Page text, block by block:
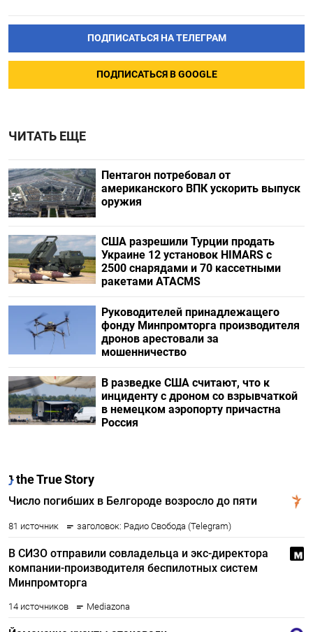
ПОДПИСАТЬСЯ НА ТЕЛЕГРАМ
ПОДПИСАТЬСЯ В GOOGLE
ЧИТАТЬ ЕЩЕ
Пентагон потребовал от
американского ВПК ускорить выпуск
оружия
США разрешили Турции продать
Украине 12 установок HIMARS с
2500 снарядами и 70 кассетными
ракетами ATACMS
Руководителей принадлежащего
фонду Минпромторга производителя
дронов арестовали за
мошенничество
В разведке США считают, что к
инциденту с дроном со взрывчаткой
в немецком аэропорту причастна
Россия